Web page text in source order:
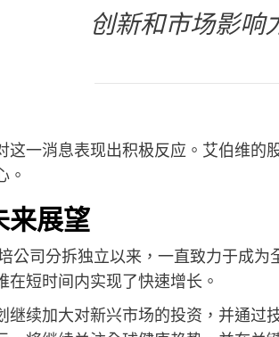
创新和市场影响
这一消息表现出积极反应。艾伯维的
。
来展望
公司分拆独立以来，一直致力于成为
在短时间内实现了快速增长。
继续加大对新兴市场的投资，并通过